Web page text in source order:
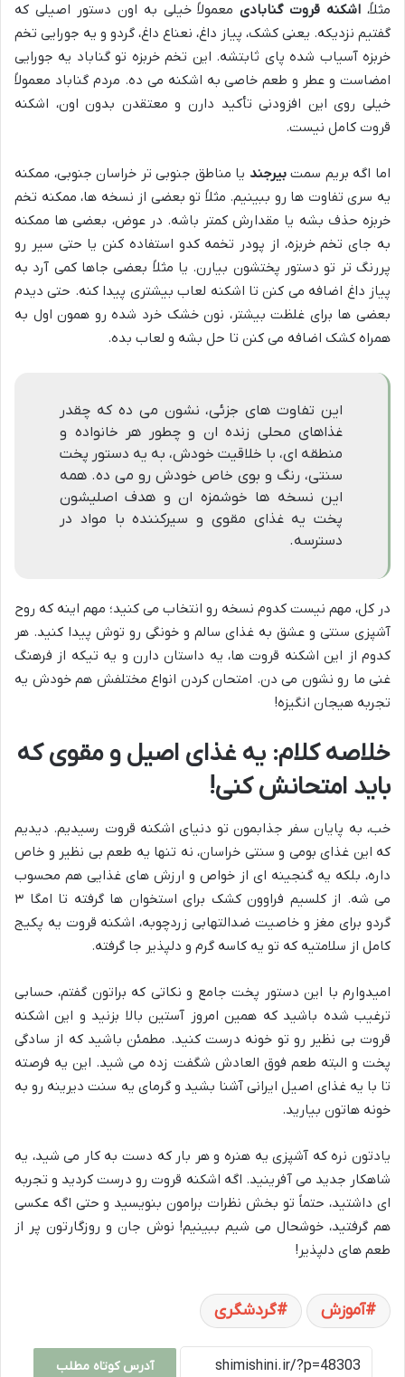
مثلاً، اشکنه قروت گنابادیمعمولاً خیلی به اون دستور اصیلی که
گفتیم نزدیکه. یعنی کشک، پیاز داغ، نعناع داغ، گردو و یه جورایی تخم
خربزه آسیاب شده پای ثابتشه. این تخم خربزه تو گناباد یه جورایی
امضاست و عطر و طعم خاصی به اشکنه می ده. مردم گناباد معمولاً
خیلی روی این افزودنی تأکید دارن و معتقدن بدون اون، اشکنه
قروت کامل نیست.
اما اگه بریم سمتبیرجند یا مناطق جنوبی تر خراسان جنوبی، ممکنه
یه سری تفاوت ها رو ببینیم. مثلاً تو بعضی از نسخه ها، ممکنه تخم
خربزه حذف بشه یا مقدارش کمتر باشه. در عوض، بعضی ها ممکنه
به جای تخم خربزه، از پودر تخمه کدو استفاده کنن یا حتی سیر رو
پررنگ تر تو دستور پختشون بیارن. یا مثلاً بعضی جاها کمی آرد به
پیاز داغ اضافه می کنن تا اشکنه لعاب بیشتری پیدا کنه. حتی دیدم
بعضی ها برای غلظت بیشتر، نون خشک خرد شده رو همون اول به
همراه کشک اضافه می کنن تا حل بشه و لعاب بده.
این تفاوت های جزئی، نشون می ده که چقدر
غذاهای محلی زنده ان و چطور هر خانواده و
منطقه ای، با خلاقیت خودش، به یه دستور پخت
سنتی، رنگ و بوی خاص خودش رو می ده. همه
این نسخه ها خوشمزه ان و هدف اصلیشون
پخت یه غذای مقوی و سیرکننده با مواد در
دسترسه.
در کل، مهم نیست کدوم نسخه رو انتخاب می کنید؛ مهم اینه که روح
آشپزی سنتی و عشق به غذای سالم و خونگی رو توش پیدا کنید. هر
کدوم از این اشکنه قروت ها، یه داستان دارن و یه تیکه از فرهنگ
غنی ما رو نشون می دن. امتحان کردن انواع مختلفش هم خودش یه
تجربه هیجان انگیزه!
خلاصه کلام: یه غذای اصیل و مقوی که
باید امتحانش کنی!
خب، به پایان سفر جذابمون تو دنیای اشکنه قروت رسیدیم. دیدیم
که این غذای بومی و سنتی خراسان، نه تنها یه طعم بی نظیر و خاص
داره، بلکه یه گنجینه ای از خواص و ارزش های غذایی هم محسوب
می شه. از کلسیم فراوون کشک برای استخوان ها گرفته تا امگا ۳
گردو برای مغز و خاصیت ضدالتهابی زردچوبه، اشکنه قروت یه پکیج
کامل از سلامتیه که تو یه کاسه گرم و دلپذیر جا گرفته.
امیدوارم با این دستور پخت جامع و نکاتی که براتون گفتم، حسابی
ترغیب شده باشید که همین امروز آستین بالا بزنید و این اشکنه
قروت بی نظیر رو تو خونه درست کنید. مطمئن باشید که از سادگی
پخت و البته طعم فوق العادش شگفت زده می شید. این یه فرصته
تا با یه غذای اصیل ایرانی آشنا بشید و گرمای یه سنت دیرینه رو به
خونه هاتون بیارید.
یادتون نره که آشپزی یه هنره و هر بار که دست به کار می شید، یه
شاهکار جدید می آفرینید. اگه اشکنه قروت رو درست کردید و تجربه
ای داشتید، حتماً تو بخش نظرات برامون بنویسید و حتی اگه عکسی
هم گرفتید، خوشحال می شیم ببینیم! نوش جان و روزگارتون پر از
طعم های دلپذیر!
آموزش گردشگری
آدرس کوتاه مطلب